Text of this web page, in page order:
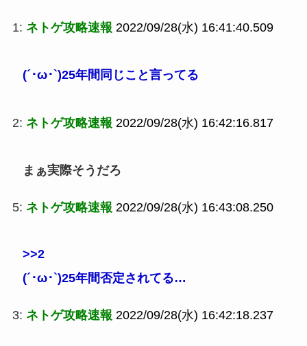
1: ネトゲ攻略速報 2022/09/28(水) 16:41:40.509
(´･ω･`)25年間同じこと言ってる
2: ネトゲ攻略速報 2022/09/28(水) 16:42:16.817
まぁ実際そうだろ
5: ネトゲ攻略速報 2022/09/28(水) 16:43:08.250
>>2
(´･ω･`)25年間否定されてる…
3: ネトゲ攻略速報 2022/09/28(水) 16:42:18.237